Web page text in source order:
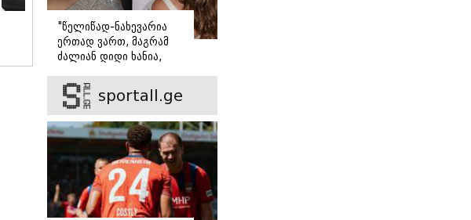
"წელიწად-ნახევარია
ერთად ვართ, მაგრამ
ძალიან დიდი ხანია,
ბარბაქაძის რჩეული და
როგორია მისი
სიყვარულის ამბავი
sportall.ge